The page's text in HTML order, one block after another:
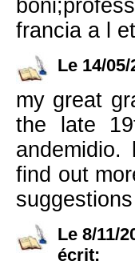
francia a l
Le 14/
my great
the late
find out
Le 8/11/
écrit: